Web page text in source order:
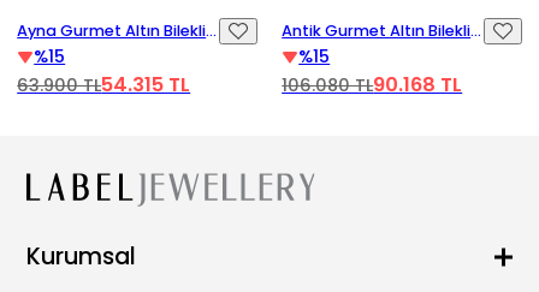
Bileklik
TL
%15 İndirim
Videoyu Oynat
Antik Gurmet Altın Bileklik
106.080 TL
90.168 TL
%15 İndirim
Videoyu Oynat
Kristal Gurmet
76.600 TL
Kurumsal